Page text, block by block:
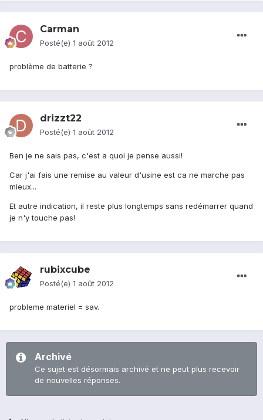
Carman
Posté(e) 1 août 2012
problème de batterie ?
drizzt22
Posté(e) 1 août 2012
Ben je ne sais pas, c'est a quoi je pense aussi!
Car j'ai fais une remise au valeur d'usine est ca ne marche pas
mieux...
Et autre indication, il reste plus longtemps sans redémarrer quand
je n'y touche pas!
rubixcube
Posté(e) 1 août 2012
probleme materiel = sav.
Archivé
Ce sujet est désormais archivé et ne peut plus recevoir
de nouvelles réponses.